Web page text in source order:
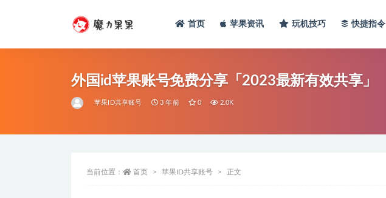
首页 苹果资讯 玩机技巧 快捷指令
外国id苹果账号免费分享「2023最新有效共享」
苹果ID共享账号 3 年前 0 2.0K
当前位置： 首页 苹果ID共享账号 正文